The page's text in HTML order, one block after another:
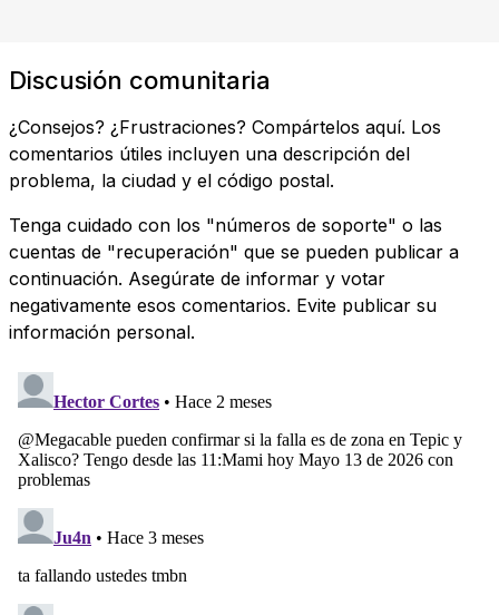
Discusión comunitaria
¿Consejos? ¿Frustraciones? Compártelos aquí. Los
comentarios útiles incluyen una descripción del
problema, la ciudad y el código postal.
Tenga cuidado con los "números de soporte" o las
cuentas de "recuperación" que se pueden publicar a
continuación. Asegúrate de informar y votar
negativamente esos comentarios. Evite publicar su
información personal.